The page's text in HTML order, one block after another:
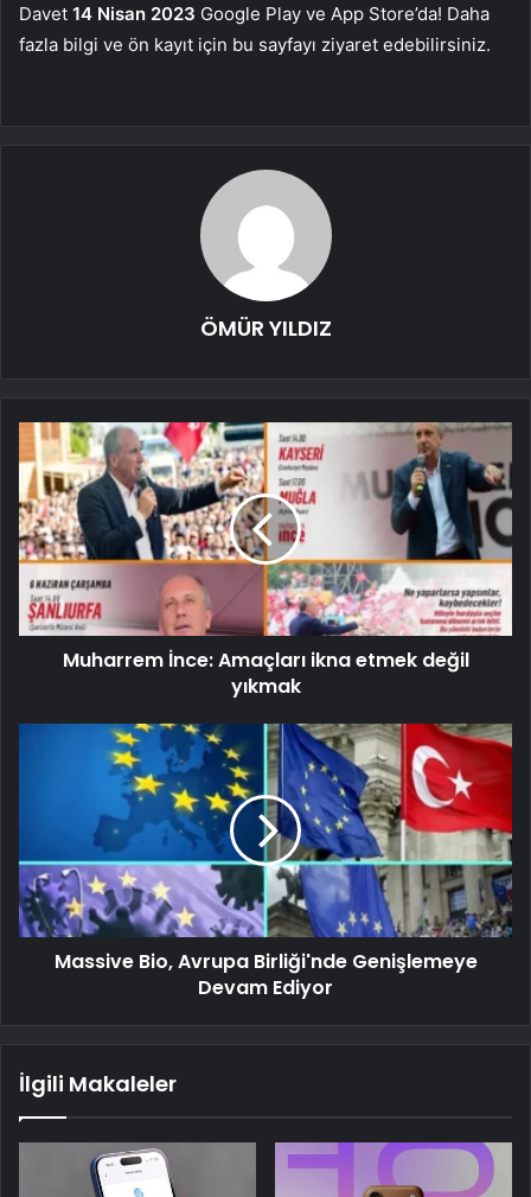
Davet 14 Nisan 2023 Google Play ve App Store’da! Daha
fazla bilgi ve ön kayıt için bu sayfayı ziyaret edebilirsiniz.
ÖMÜR YILDIZ
Muharrem İnce: Amaçları ikna etmek değil
yıkmak
Massive Bio, Avrupa Birliği'nde Genişlemeye
Devam Ediyor
İlgili Makaleler